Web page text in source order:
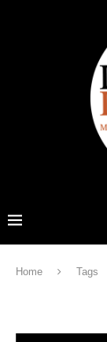
Home Tags